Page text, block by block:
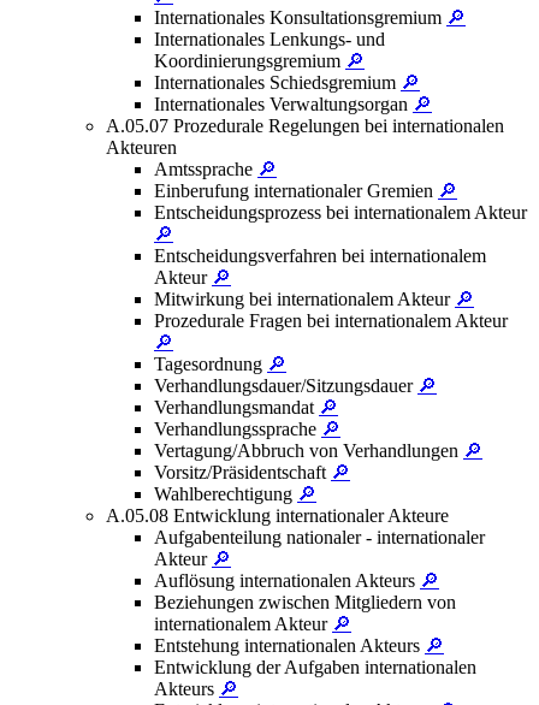
Internationales Konsultationsgremium 🔎
Internationales Lenkungs- und
Koordinierungsgremium 🔎
Internationales Schiedsgremium 🔎
Internationales Verwaltungsorgan 🔎
A.05.07 Prozedurale Regelungen bei internationalen
Akteuren
Amtssprache 🔎
Einberufung internationaler Gremien 🔎
Entscheidungsprozess bei internationalem Akteur
🔎
Entscheidungsverfahren bei internationalem
Akteur 🔎
Mitwirkung bei internationalem Akteur 🔎
Prozedurale Fragen bei internationalem Akteur
🔎
Tagesordnung 🔎
Verhandlungsdauer/Sitzungsdauer 🔎
Verhandlungsmandat 🔎
Verhandlungssprache 🔎
Vertagung/Abbruch von Verhandlungen 🔎
Vorsitz/Präsidentschaft 🔎
Wahlberechtigung 🔎
A.05.08 Entwicklung internationaler Akteure
Aufgabenteilung nationaler - internationaler
Akteur 🔎
Auflösung internationalen Akteurs 🔎
Beziehungen zwischen Mitgliedern von
internationalem Akteur 🔎
Entstehung internationalen Akteurs 🔎
Entwicklung der Aufgaben internationalen
Akteurs 🔎